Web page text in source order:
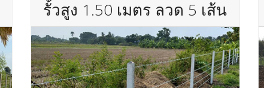
รั้วสูง 1.50 เมตร ลวด 5 เส้น